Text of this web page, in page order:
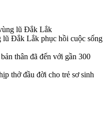
lũ Đắk Lắk
lũ Đắk Lắk phục hồi cuộc sống
thân đã đến với gần 300
thở đầu đời cho trẻ sơ sinh